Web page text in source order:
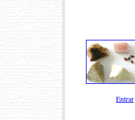
Entrar